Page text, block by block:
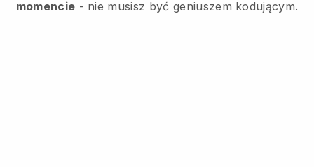
momencie - nie musisz być geniuszem kodującym.